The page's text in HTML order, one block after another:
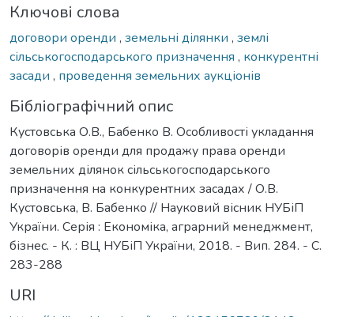
Ключові слова
договори оренди , земельні ділянки , землі
сільськогосподарського призначення , конкурентні
засади , проведення земельних аукціонів
Бібліографічний опис
Кустовська О.В., Бабенко В. Особливості укладання
договорів оренди для продажу права оренди
земельних ділянок сільськогосподарського
призначення на конкурентних засадах / О.В.
Кустовська, В. Бабенко // Науковий вісник НУБіП
України. Серія : Економіка, аграрний менеджмент,
бізнес. - К. : ВЦ НУБіП України, 2018. - Вип. 284. - С.
283-288
URI